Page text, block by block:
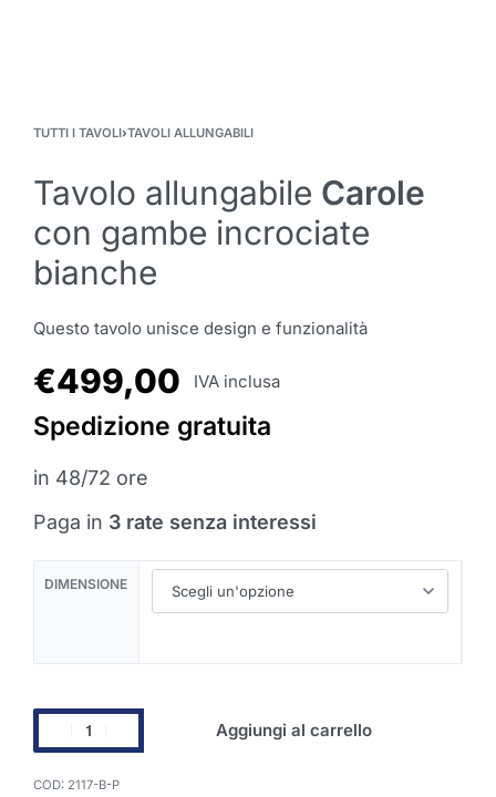
TUTTI I TAVOLI›TAVOLI ALLUNGABILI
Tavolo allungabile Carole
con gambe incrociate
bianche
Questo tavolo unisce design e funzionalità
€499,00 IVA inclusa
Spedizione gratuita
in 48/72 ore
Paga in 3 rate senza interessi
DIMENSIONE
Aggiungi al carrello
2117-B-P